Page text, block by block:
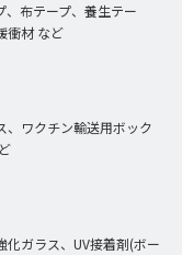
、布テープ、養生テー
衝材 など
、ワクチン輸送用ボック
ガラス、UV接着剤(ボー